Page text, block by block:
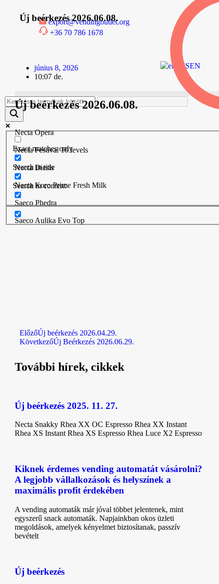
export@vendingoutlet.org
+36 70 786 1678
EN
Exact matches only
Search in title
Search in content
Új beérkezés 2026.06.08.
június 8, 2026
10:07 de.
Új beérkezés 2026.06.08.
Necta Opera
Necta Festival 10 levels
Necta Diesis
Necta Koro Prime Fresh Milk
Saeco Phedra
Saeco Aulika Evo Top
ElőzőÚj beérkezés 2026.04.29.
KövetkezőÚj Beérkezés 2026.06.29.
További hírek, cikkek
Új beérkezés 2025. 11. 27.
Necta Snakky Rhea XX OC Espresso Rhea XX Instant
Rhea XS Instant Rhea XS Espresso Rhea Luce X2 Espresso
Kiknek érdemes vending automatát vásárolni?
A legjobb vállalkozások és helyszínek a
maximális profit érdekében
A vending automaták már jóval többet jelentenek, mint
egyszerű snack automaták. Napjainkban okos üzleti
megoldások, amelyek kényelmet biztosítanak, passzív
bevételt
Új beérkezés